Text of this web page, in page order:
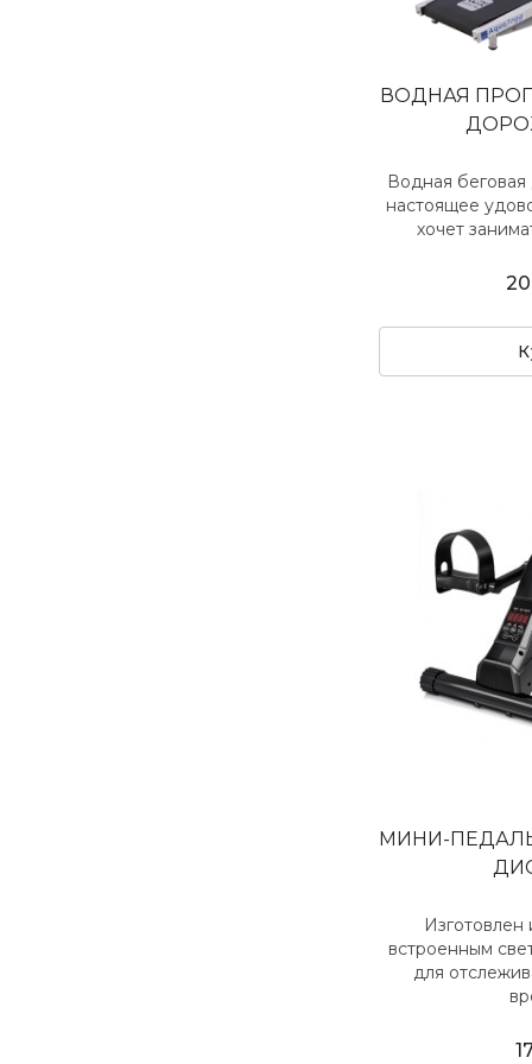
ВОДНАЯ
Водная
настоящее
хочет
МИНИ-
Изготовлен
встроенным
для